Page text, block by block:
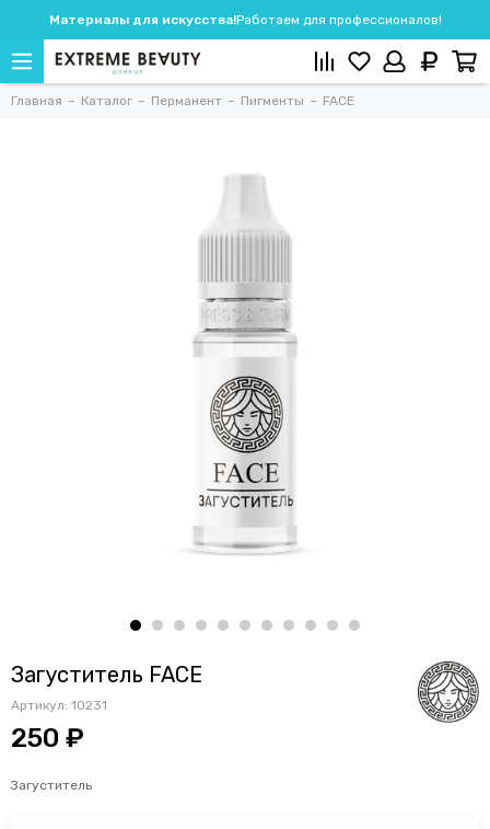
Материалы для искусства!Работаем для профессионалов!
Главная Каталог Перманент Пигменты FACE
Загуститель FACE
Артикул: 10231
250 ₽
Загуститель